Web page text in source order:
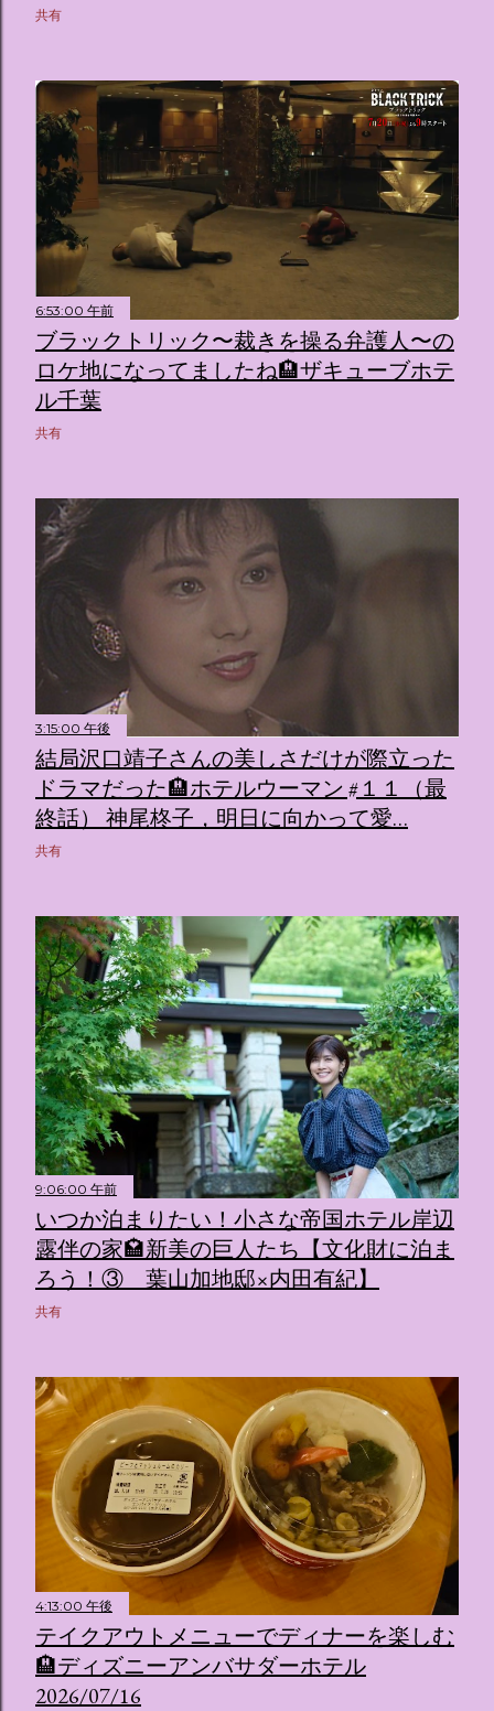
共有
6:53:00 午前
ブラックトリック〜裁きを操る弁護人〜の
ロケ地になってましたね🏨ザキューブホテ
ル千葉
共有
3:15:00 午後
結局沢口靖子さんの美しさだけが際立った
ドラマだった🏨ホテルウーマン #１１（最
終話） 神尾柊子，明日に向かって愛…
共有
9:06:00 午前
いつか泊まりたい！小さな帝国ホテル岸辺
露伴の家🏩新美の巨人たち【文化財に泊ま
ろう！③ 葉山加地邸×内田有紀】
共有
4:13:00 午後
テイクアウトメニューでディナーを楽しむ
🏨ディズニーアンバサダーホテル
2026/07/16